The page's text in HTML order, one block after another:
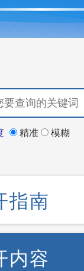
精准 模糊
指南
内容